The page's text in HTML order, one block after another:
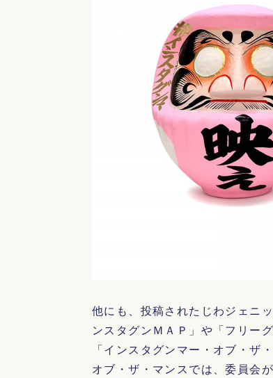
他にも、投稿されたじわジェニ
ンスタグンＭＡＰ」や「フリー
「インスタグンマー・オブ・ザ
オブ・ザ・マンスでは、委員会